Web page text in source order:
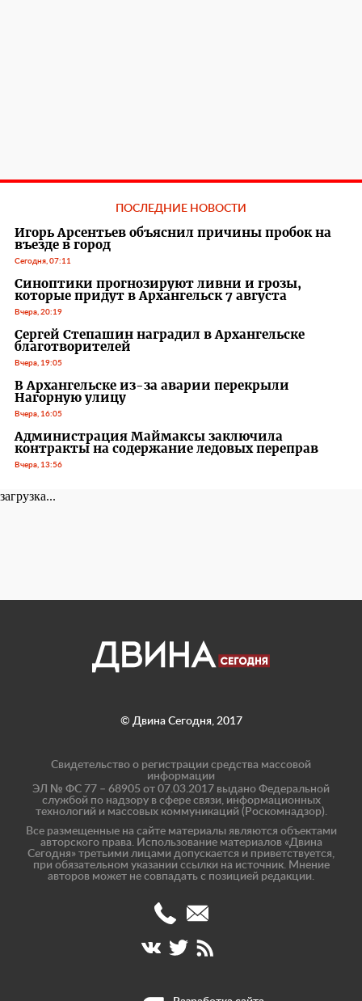
ПОСЛЕДНИЕ НОВОСТИ
Игорь Арсентьев объяснил причины пробок на
въезде в город
Сегодня, 07:11
Синоптики прогнозируют ливни и грозы,
которые придут в Архангельск 7 августа
Вчера, 20:19
Сергей Степашин наградил в Архангельске
благотворителей
Вчера, 19:05
В Архангельске из-за аварии перекрыли
Нагорную улицу
Вчера, 16:05
Администрация Маймаксы заключила
контракты на содержание ледовых переправ
Вчера, 13:56
загрузка...
© Двина Сегодня, 2017
Свидетельство о регистрации средства массовой
информации
ЭЛ № ФС 77 – 68905 от 07.03.2017 выдано Федеральной
службой по надзору в сфере связи, информационных
технологий и массовых коммуникаций (Роскомнадзор).
Все размещенные на сайте материалы являются объектами
авторского права. Использование материалов «Двина
Сегодня» третьими лицами допускается и приветствуется,
при обязательном указании ссылки на источник. Мнение
авторов может не совпадать с позицией редакции.
(8182)
47-
40
info@dvinatoday.ru